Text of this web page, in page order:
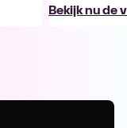
Bekijk nu de